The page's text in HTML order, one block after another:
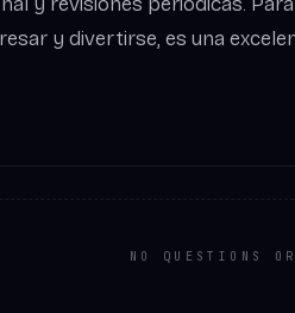
y divertirse, es una
NO QUESTIONS